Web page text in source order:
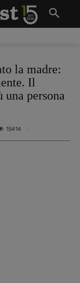
la madre:
Il
una persona
15414